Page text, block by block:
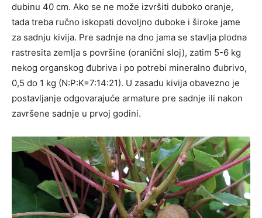
dubinu 40 cm. Ako se ne može izvršiti duboko oranje,
tada treba ručno iskopati dovoljno duboke i široke jame
za sadnju kivija. Pre sadnje na dno jama se stavlja plodna
rastresita zemlja s površine (oranični sloj), zatim 5-6 kg
nekog organskog đubriva i po potrebi mineralno đubrivo,
0,5 do 1 kg (N:P:K=7:14:21). U zasadu kivija obavezno je
postavljanje odgovarajuće arma­ture pre sadnje ili nakon
završene sadnje u prvoj godini.